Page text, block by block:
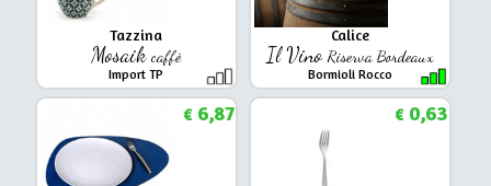
Tazzina
Mosaikcaffè
Import TP
Calice
Il VinoRiserva Bordeaux
Bormioli Rocco
€6,87 €0,63